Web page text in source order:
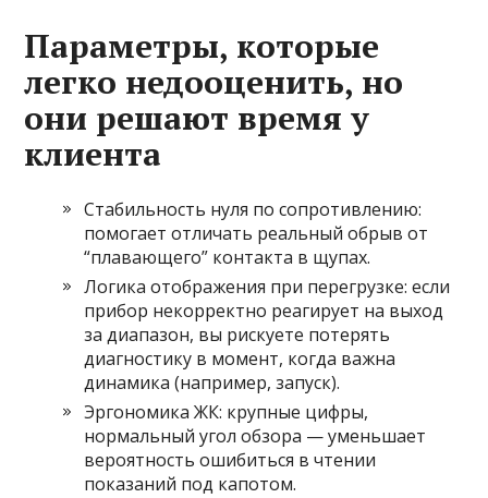
Параметры, которые
легко недооценить, но
они решают время у
клиента
Стабильность нуля по сопротивлению:
помогает отличать реальный обрыв от
“плавающего” контакта в щупах.
Логика отображения при перегрузке: если
прибор некорректно реагирует на выход
за диапазон, вы рискуете потерять
диагностику в момент, когда важна
динамика (например, запуск).
Эргономика ЖК: крупные цифры,
нормальный угол обзора — уменьшает
вероятность ошибиться в чтении
показаний под капотом.